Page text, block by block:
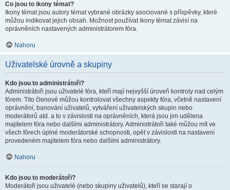
Co jsou to ikony témat?
Ikony témat jsou autory témat vybrané obrázky asociované s příspěvky, které
můžou indikovat jejich obsah. Možnost používat ikony témat závisí na
oprávněních nastavených administrátorem fóra.
Nahoru
Uživatelské úrovně a skupiny
Kdo jsou to administrátoři?
Administrátoři jsou uživatelé fóra, kteří mají nejvyšší úroveň kontroly nad celým
fórem. Tito členové můžou kontrolovat všechny aspekty fóra, včetně nastavení
oprávnění, banování uživatelů, vytváření uživatelských skupin nebo
moderátorů atd. a to v závislosti na oprávněních, která jsou jim udělena
majitelem fóra nebo dalšími administrátory. Administrátoři také můžou mít ve
všech fórech úplné moderátorské schopnosti, opět v závislosti na nastavení
provedeném majitelem fóra nebo dalšími administrátory.
Nahoru
Kdo jsou to moderátoři?
Moderátoři jsou uživatelé (nebo skupiny uživatelů), kteří se starají o